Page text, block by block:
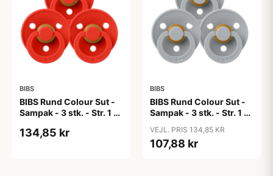
BIBS
BIBS Rund Colour Sut -
Sampak - 3 stk. - Str. 1 -
134,85 kr
BIBS
BIBS Rund Colour Sut -
Sampak - 3 stk. - Str. 1 -
VEJL. PRIS 134,85 KR
107,88 kr